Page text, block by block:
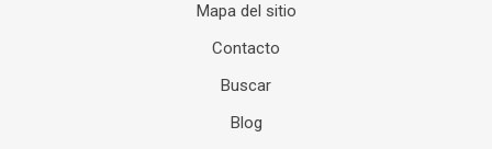
Mapa del sitio
Contacto
Buscar
Blog